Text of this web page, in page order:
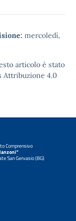
mercoledì,
articolo è stato
Attribuzione 4.0
Comprensivo
San Gervasio (BG)